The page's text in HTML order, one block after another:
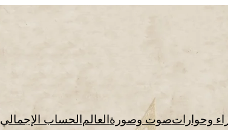
وحواراتصوت وصورة العالم الحساب الإجمالي